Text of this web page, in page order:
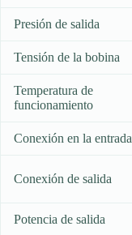
Presión de salida
Tensión de la bobina
Temperatura de
funcionamiento
Conexión en la entrada
Conexión de salida
Potencia de salida